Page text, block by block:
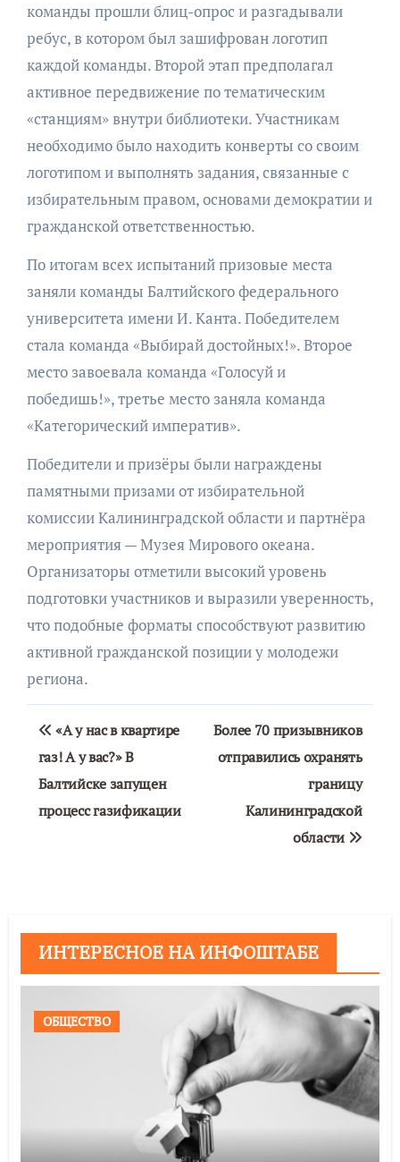
команды прошли блиц-опрос и разгадывали
ребус, в котором был зашифрован логотип
каждой команды. Второй этап предполагал
активное передвижение по тематическим
«станциям» внутри библиотеки. Участникам
необходимо было находить конверты со своим
логотипом и выполнять задания, связанные с
избирательным правом, основами демократии и
гражданской ответственностью.
По итогам всех испытаний призовые места
заняли команды Балтийского федерального
университета имени И. Канта. Победителем
стала команда «Выбирай достойных!». Второе
место завоевала команда «Голосуй и
победишь!», третье место заняла команда
«Категорический императив».
Победители и призёры были награждены
памятными призами от избирательной
комиссии Калининградской области и партнёра
мероприятия — Музея Мирового океана.
Организаторы отметили высокий уровень
подготовки участников и выразили уверенность,
что подобные форматы способствуют развитию
активной гражданской позиции у молодежи
региона.
Навигация
по
записям
«А у нас в квартире
газ! А у вас?» В
Балтийске запущен
процесс газификации
Более 70 призывников
отправились охранять
границу
Калининградской
области
ИНТЕРЕСНОЕ НА ИНФОШТАБЕ
ОБЩЕСТВО